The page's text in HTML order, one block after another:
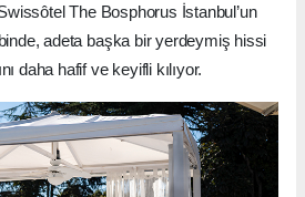
The Bosphorus İstanbul’un
adeta başka bir yerdeymiş hissi
daha hafif ve keyifli kılıyor.